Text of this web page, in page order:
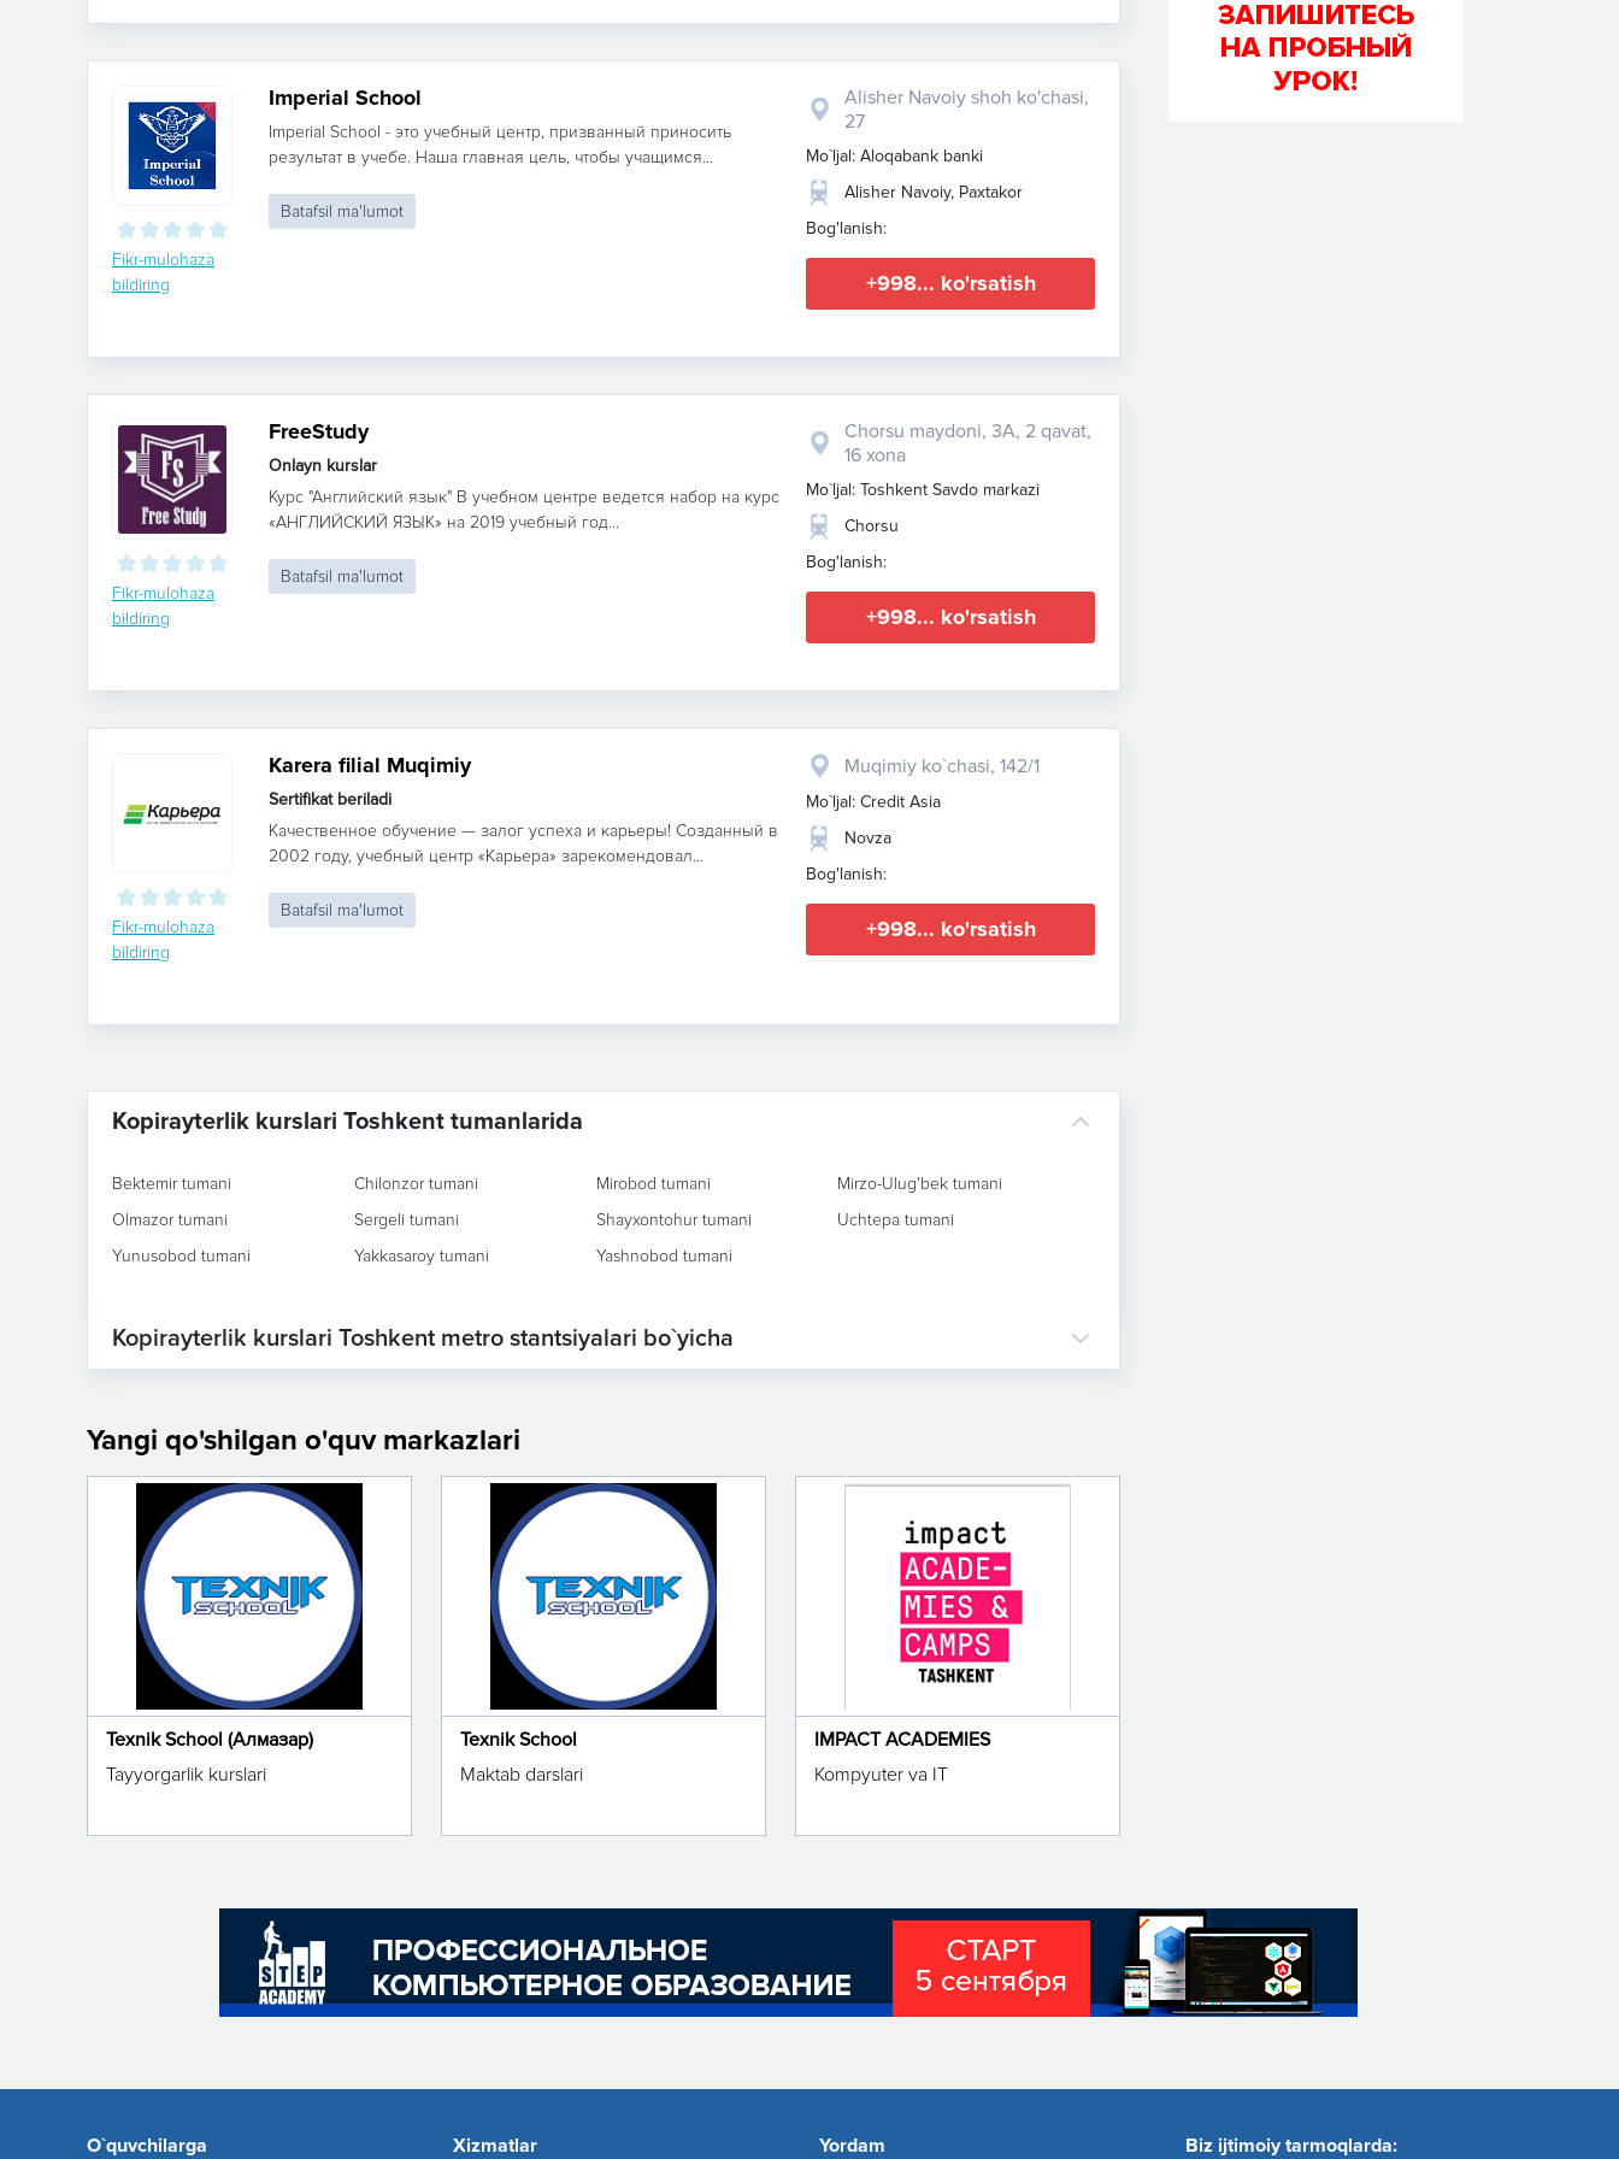
Fikr-mulohaza
bildiring
Imperial School
Imperial School - это учебный центр, призванный приносить
результат в учебе. Наша главная цель, чтобы учащимся...
Batafsil ma'lumot
Alisher Navoiy shoh ko'chasi,
27
Mo`ljal: Aloqabank banki
Alisher Navoiy, Paxtakor
Bog'lanish:
+998... ko'rsatish
Fikr-mulohaza
bildiring
FreeStudy
Onlayn kurslar
Курс "Английский язык" В учебном центре ведется набор на курс
«АНГЛИЙСКИЙ ЯЗЫК» на 2019 учебный год...
Batafsil ma'lumot
Chorsu maydoni, 3A, 2 qavat,
16 xona
Mo`ljal: Toshkent Savdo markazi
Chorsu
Bog'lanish:
+998... ko'rsatish
Fikr-mulohaza
bildiring
Karera filial Muqimiy
Sertifikat beriladi
Качественное обучение — залог успеха и карьеры! Созданный в
2002 году, учебный центр «Карьера» зарекомендовал...
Batafsil ma'lumot
Muqimiy ko`chasi, 142/1
Mo`ljal: Credit Asia
Novza
Bog'lanish:
+998... ko'rsatish
Kopirayterlik kurslari Toshkent tumanlarida
Bektemir tumani Chilonzor tumani Mirobod tumani
Mirzo-Ulug'bek tumani
Olmazor tumani
Sergeli tumani Shayxontohur tumani
Uchtepa tumani
Yunusobod tumani
Yakkasaroy tumani Yashnobod tumani
Kopirayterlik kurslari Toshkent metro stantsiyalari bo`yicha
Yangi qo'shilgan o'quv markazlari
Texnik School (Алмазар)
Tayyorgarlik kurslari
Texnik School
Maktab darslari
IMPACT ACADEMIES
Kompyuter va IT
O`quvchilarga Xizmatlar Yordam Biz ijtimoiy tarmoqlarda: